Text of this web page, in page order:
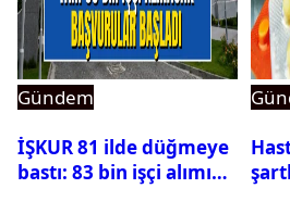
Gündem
İŞKUR 81 ilde düğmeye
bastı: 83 bin işçi alımı